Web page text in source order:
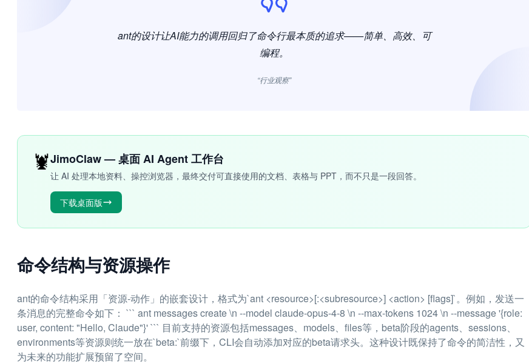
ant的设计让AI能力的调用回归了命令行最本质的追求——简单、高效、可
编程。
“行业观察”
🦞JimoClaw — 桌面 AI Agent 工作台
让 AI 处理本地资料、操控浏览器，最终交付可直接使用的文档、表格与 PPT，而不只是一段回答。
下载桌面版
命令结构与资源操作
ant的命令结构采用「资源-动作」的嵌套设计，格式为`ant <resource>[:<subresource>] <action> [flags]`。例如，发送一
条消息的完整命令如下： ``` ant messages create \n --model claude-opus-4-8 \n --max-tokens 1024 \n --message '{role:
user, content: "Hello, Claude"}' ``` 目前支持的资源包括messages、models、files等，beta阶段的agents、sessions、
environments等资源则统一放在`beta:`前缀下，CLI会自动添加对应的beta请求头。这种设计既保持了命令的简洁性，又
为未来的功能扩展预留了空间。